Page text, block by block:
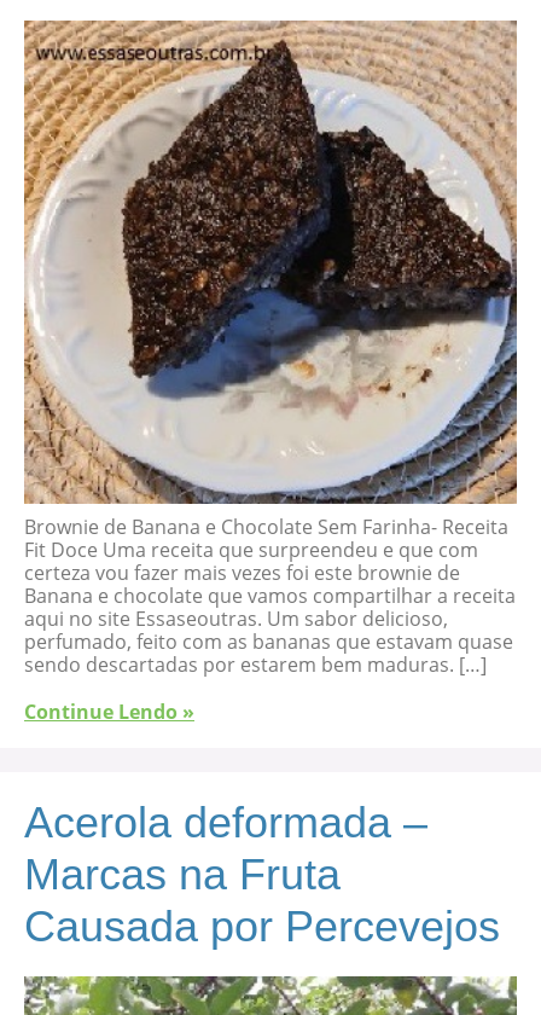
Brownie de Banana e Chocolate Sem Farinha- Receita
Fit Doce Uma receita que surpreendeu e que com
certeza vou fazer mais vezes foi este brownie de
Banana e chocolate que vamos compartilhar a receita
aqui no site Essaseoutras. Um sabor delicioso,
perfumado, feito com as bananas que estavam quase
sendo descartadas por estarem bem maduras. […]
Continue Lendo »
Acerola deformada –
Marcas na Fruta
Causada por Percevejos